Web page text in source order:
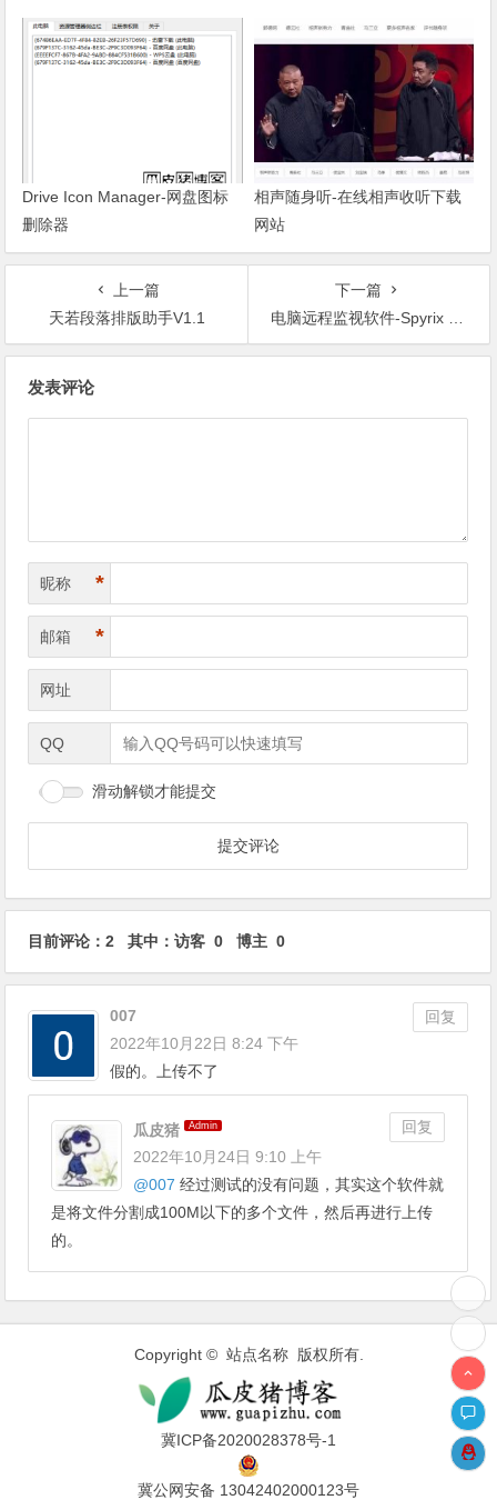
Drive Icon Manager-网盘图标
删除器
相声随身听-在线相声收听下载
网站
上一篇
天若段落排版助手V1.1
下一篇
电脑远程监视软件-Spyrix Personal Monitor
发表评论
昵称 *
邮箱 *
网址
QQ
滑动解锁才能提交
目前评论：2 其中：访客 0 博主 0
007
回复
2022年10月22日 8:24 下午
假的。上传不了
瓜皮猪 Admin
回复
2022年10月24日 9:10 上午
@007 经过测试的没有问题，其实这个软件就
是将文件分割成100M以下的多个文件，然后再进行上传
的。
Copyright © 站点名称 版权所有.
冀ICP备2020028378号-1
冀公网安备 13042402000123号